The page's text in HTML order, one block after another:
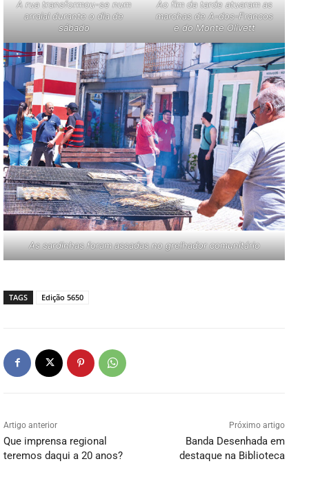
A rua transformou-se num
arraial durante o dia de
sábado
Ao fim da tarde atuaram as
marchas de A-dos-Francos
e do Monte Olivett
As sardinhas foram assadas no grelhador comunitário
TAGS Edição 5650
Artigo anterior
Que imprensa regional
teremos daqui a 20 anos?
Próximo artigo
Banda Desenhada em
destaque na Biblioteca